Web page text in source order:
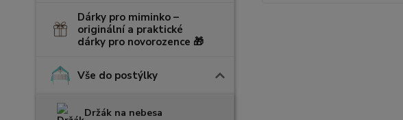
Dárky pro miminko –
originální a praktické
dárky pro novorozence 🎁
Vše do postýlky
Držák na nebesa